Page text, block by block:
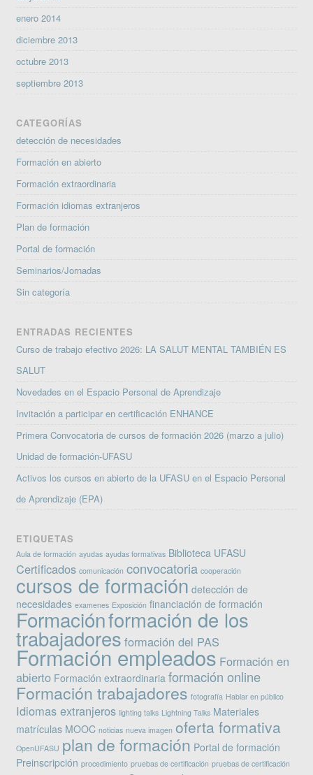
enero 2014
diciembre 2013
octubre 2013
septiembre 2013
CATEGORÍAS
detección de necesidades
Formación en abierto
Formación extraordinaria
Formación idiomas extranjeros
Plan de formación
Portal de formación
Seminarios/Jornadas
Sin categoría
ENTRADAS RECIENTES
Curso de trabajo efectivo 2026: LA SALUT MENTAL TAMBIÉN ES
SALUT
Novedades en el Espacio Personal de Aprendizaje
Invitación a participar en certificación ENHANCE
Primera Convocatoria de cursos de formación 2026 (marzo a julio)
Unidad de formación-UFASU
Activos los cursos en abierto de la UFASU en el Espacio Personal
de Aprendizaje (EPA)
ETIQUETAS
Aula de formación ayudas ayudas formativas Biblioteca UFASU
Certificados comunicación convocatoria cooperación
cursos de formación detección de
necesidades examenes Exposición financiación de formación
Formaciónformación de los
trabajadores formación del PAS
Formación empleados Formación en
abierto Formación extraordinaria formación online
Formación trabajadores fotografía Hablar en público
Idiomas extranjeros lighting talks Lightning Talks Materiales
matrículas MOOC noticias nueva imagen oferta formativa
OpenUFASU plan de formación Portal de formación
Preinscripción procedimiento pruebas de certificación pruebas de certificación